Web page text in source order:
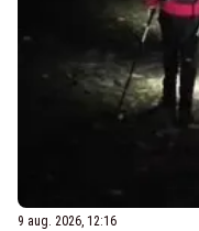
9 aug. 2026, 12:16